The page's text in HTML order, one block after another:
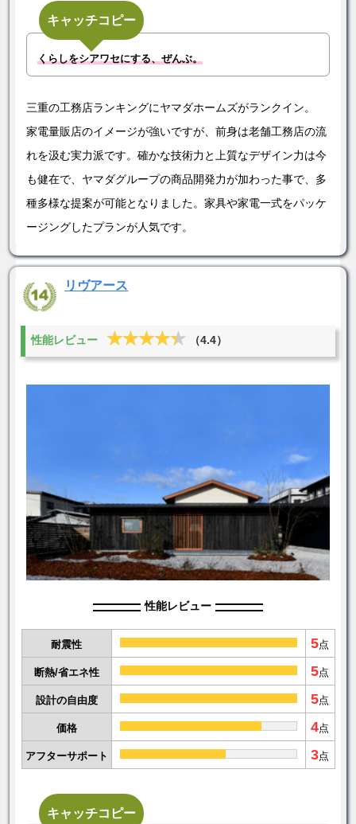
キャッチコピー
くらしをシアワセにする、ぜんぶ。
三重の工務店ランキングにヤマダホームズがランクイン。
家電量販店のイメージが強いですが、前身は老舗工務店の流
れを汲む実力派です。確かな技術力と上質なデザイン力は今
も健在で、ヤマダグループの商品開発力が加わった事で、多
種多様な提案が可能となりました。家具や家電一式をパッケ
ージングしたプランが人気です。
リヴアース
性能レビュー ★★★★★
★★★★★ （4.4）
性能レビュー
耐震性 5点
断熱/省エネ性 5点
設計の自由度 5点
価格 4点
アフターサポート 3点
キャッチコピー